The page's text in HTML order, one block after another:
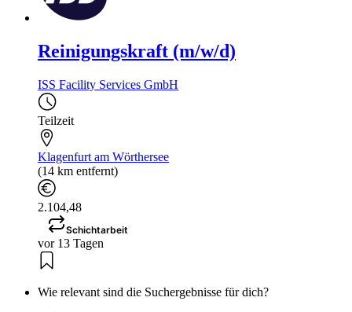
Reinigungskraft (m/w/d)
ISS Facility Services GmbH
Teilzeit
Klagenfurt am Wörthersee
(14 km entfernt)
2.104,48
Schichtarbeit
vor 13 Tagen
Wie relevant sind die Suchergebnisse für dich?